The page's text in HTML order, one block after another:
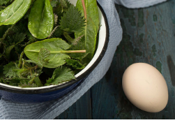
в том, что он
щавелевой кислоты,
образованию